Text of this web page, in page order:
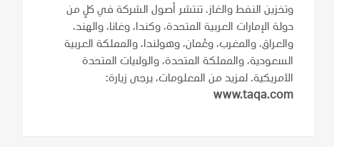
وتخزين النفط والغاز. تنتشر أصول الشركة في كلٍ من
دولة الإمارات العربية المتحدة، وكندا، وغانا، والهند،
والعراق، والمغرب، وعُمان، وهولندا، والمملكة العربية
السعودية، والمملكة المتحدة، والولايات المتحدة
الأمريكية. لمزيد من المعلومات، يرجى زيارة:
www.taqa.com